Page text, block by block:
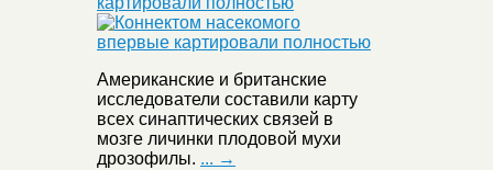
Американские и британские
исследователи составили карту
всех синаптических связей в
мозге личинки плодовой мухи
дрозофилы. ... →